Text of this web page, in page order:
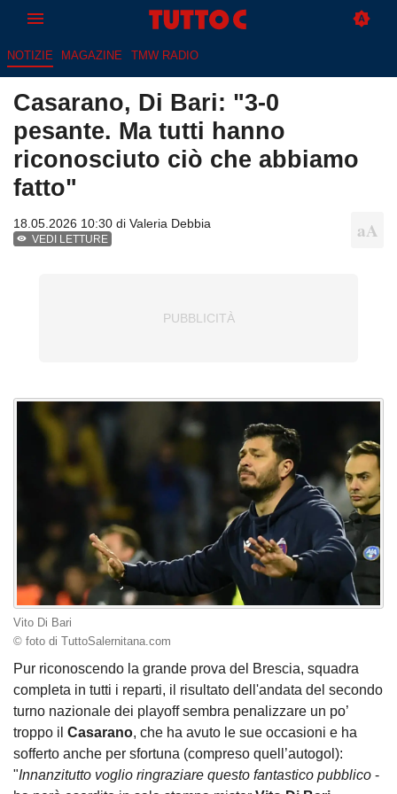
NOTIZIE MAGAZINE TMW RADIO
Casarano, Di Bari: "3-0
pesante. Ma tutti hanno
riconosciuto ciò che abbiamo
fatto"
18.05.2026 10:30 di Valeria Debbia
VEDI LETTURE
Vito Di Bari
© foto di TuttoSalernitana.com
Pur riconoscendo la grande prova del Brescia, squadra
completa in tutti i reparti, il risultato dell'andata del secondo
turno nazionale dei playoff sembra penalizzare un po’
troppo il Casarano, che ha avuto le sue occasioni e ha
sofferto anche per sfortuna (compreso quell’autogol):
"Innanzitutto voglio ringraziare questo fantastico pubblico -